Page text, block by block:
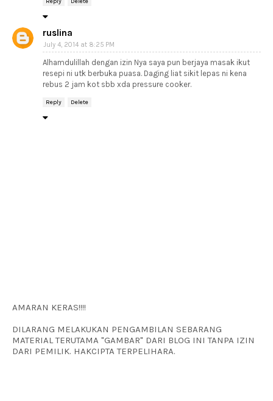
ruslina
July 4, 2014 at 8:25 PM
Alhamdulillah dengan izin Nya saya pun berjaya masak ikut
resepi ni utk berbuka puasa. Daging liat sikit lepas ni kena
rebus 2 jam kot sbb xda pressure cooker.
Reply Delete
AMARAN KERAS!!!!
DILARANG MELAKUKAN PENGAMBILAN SEBARANG
MATERIAL TERUTAMA "GAMBAR" DARI BLOG INI TANPA IZIN
DARI PEMILIK. HAKCIPTA TERPELIHARA.